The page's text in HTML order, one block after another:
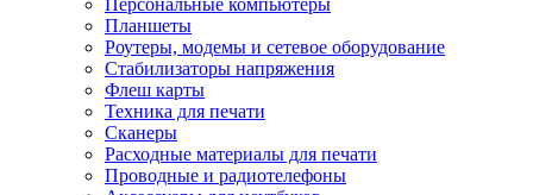
Персональные компьютеры
Планшеты
Роутеры, модемы и сетевое оборудование
Стабилизаторы напряжения
Флеш карты
Техника для печати
Сканеры
Расходные материалы для печати
Проводные и радиотелефоны